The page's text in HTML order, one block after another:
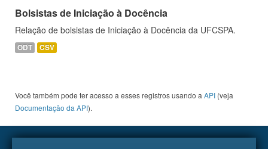
Bolsistas de Iniciação à Docência
Relação de bolsistas de Iniciação à Docência da UFCSPA.
ODT CSV
Você também pode ter acesso a esses registros usando a API (veja
Documentação da API).